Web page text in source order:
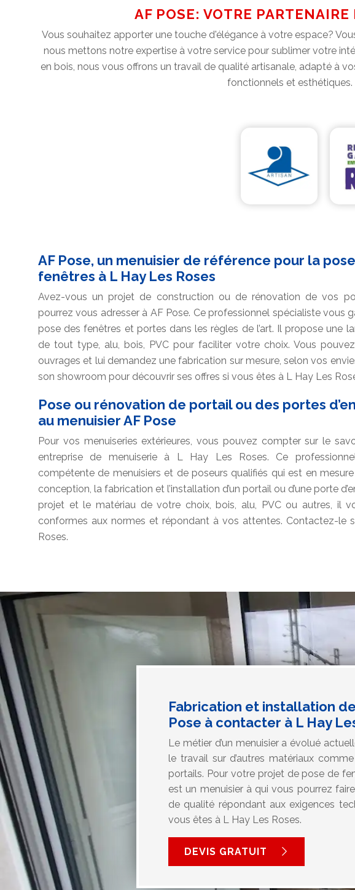
AF POSE: VOTRE
Vous souhaitez apporter une touche d'élégance à votre espace?
nous mettons notre expertise à votre service pour sublimer votre
en bois, nous vous offrons un travail de qualité artisanale, adapté à
fonctionnels et
AF Pose, un menuisier de référence pour la
fenêtres à L Hay Les Roses
Avez-vous un projet de construction ou de rénovation de vos
pourrez vous adresser à AF Pose. Ce professionnel spécialiste vous
pose des fenêtres et portes dans les règles de l’art. Il propose une
de tout type, alu, bois, PVC pour faciliter votre choix. Vous
ouvrages et lui demandez une fabrication sur mesure, selon vos
son showroom pour découvrir ses offres si vous êtes à L Hay Les
Pose ou rénovation de portail ou des portes
au menuisier AF Pose
Pour vos menuiseries extérieures, vous pouvez compter sur le
entreprise de menuiserie à L Hay Les Roses. Ce
compétente de menuisiers et de poseurs qualifiés qui est en
conception, la fabrication et l’installation d’un portail ou d’une porte
projet et le matériau de votre choix, bois, alu, PVC ou autres, il
conformes aux normes et répondant à vos attentes. Contactez-le
Roses.
Fabrication et installation
Pose à contacter à L Hay
Le métier d’un menuisier a évolué
le travail sur d’autres matériaux
portails. Pour votre projet de pose de
est un menuisier à qui vous pourrez
de qualité répondant aux exigences
vous êtes à L Hay Les Roses.
DEVIS GRATUIT